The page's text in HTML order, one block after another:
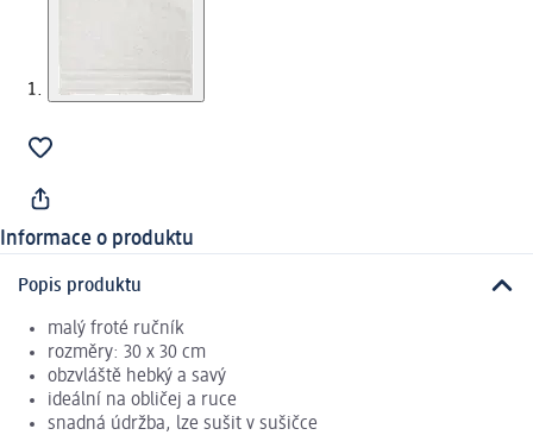
Informace o produktu
Popis produktu
malý froté ručník
rozměry: 30 x 30 cm
obzvláště hebký a savý
ideální na obličej a ruce
snadná údržba, lze sušit v sušičce